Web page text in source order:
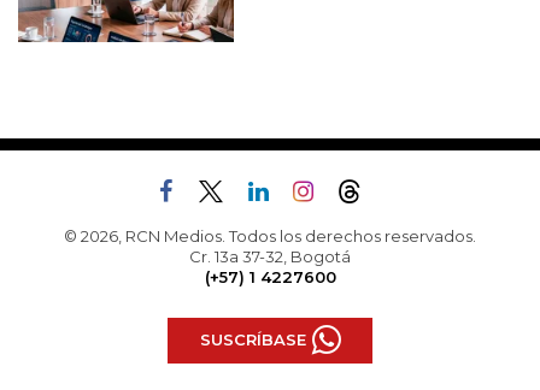
© 2026, RCN Medios. Todos los derechos reservados.
Cr. 13a 37-32, Bogotá
(+57) 1 4227600
SUSCRÍBASE